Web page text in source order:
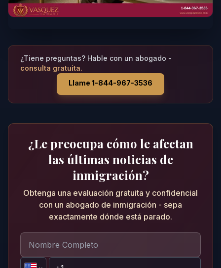
¿Tiene preguntas? Hable con un abogado -
consulta gratuita.
Llame 1-844-967-3536
¿Le preocupa cómo le afectan
las últimas noticias de
inmigración?
Obtenga una evaluación gratuita y confidencial
con un abogado de inmigración - sepa
exactamente dónde está parado.